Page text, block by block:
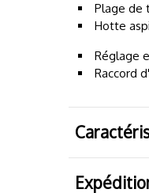
Plage de
Hotte
Réglage
Raccord